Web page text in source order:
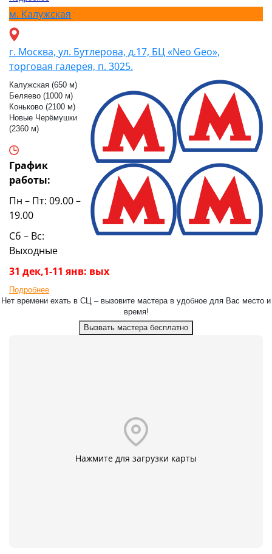
м. Калужская
г. Москва, ул. Бутлерова, д.17, БЦ «Neo Geo»,
торговая галерея, п. 3025.
Калужская (650 м)
Беляево (1000 м)
Коньково (2100 м)
Новые Черёмушки
(2360 м)
График
работы:
Пн – Пт: 09.00 –
19.00
Сб – Вс:
Выходные
31 дек,1-11 янв: вых
Подробнее
Нет времени ехать в СЦ – вызовите мастера в удобное для Вас место и
время!
Вызвать мастера бесплатно
Нажмите для загрузки карты